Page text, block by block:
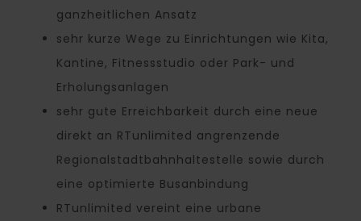
ganzheitlichen Ansatz
sehr kurze Wege zu Einrichtungen wie Kita,
Kantine, Fitnessstudio oder Park- und
Erholungsanlagen
sehr gute Erreichbarkeit durch eine neue
direkt an RTunlimited angrenzende
Regionalstadtbahnhaltestelle sowie durch
eine optimierte Busanbindung
RTunlimited vereint eine urbane